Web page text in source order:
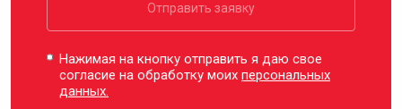
Отправить заявку
Нажимая на кнопку отправить я даю свое
согласие на обработку моихперсональных
данных.